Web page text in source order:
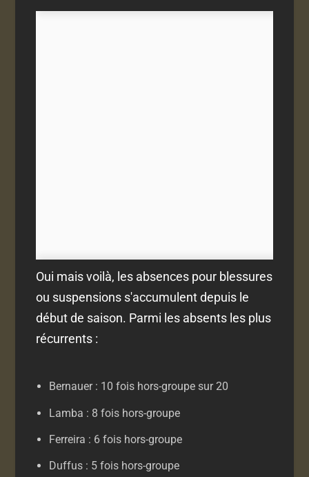
Oui mais voilà, les absences pour blessures
ou suspensions s'accumulent depuis le
début de saison. Parmi les absents les plus
récurrents :
Bernauer : 10 fois hors-groupe sur 20
Lamba : 8 fois hors-groupe
Ferreira : 6 fois hors-groupe
Duffus : 5 fois hors-groupe